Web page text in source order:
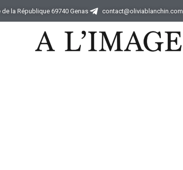
la République 69740 Genas contact@oliviablanchin.com